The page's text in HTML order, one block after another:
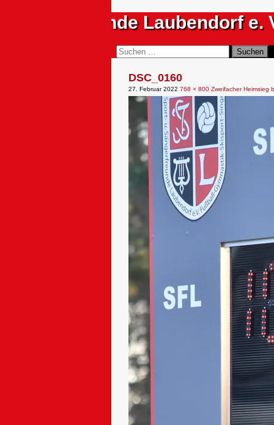
Sportfreunde Laubendorf e.
Suchen
nach:
DSC_0160
27. Februar 2022 768 × 800 Zweifacher Heimsieg